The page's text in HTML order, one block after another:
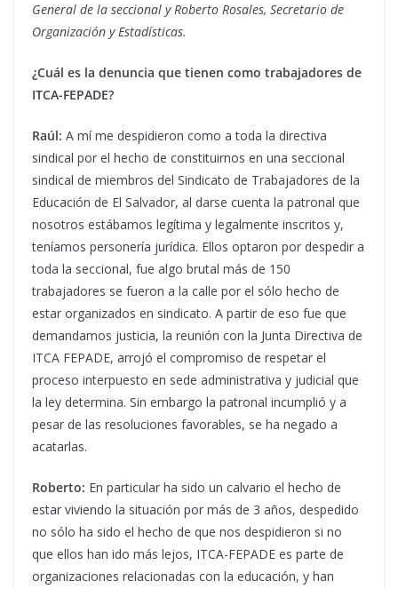
General de la seccional y Roberto Rosales, Secretario de
Organización y Estadísticas.
¿Cuál es la denuncia que tienen como trabajadores de
ITCA-FEPADE?
Raúl: A mí me despidieron como a toda la directiva
sindical por el hecho de constituirnos en una seccional
sindical de miembros del Sindicato de Trabajadores de la
Educación de El Salvador, al darse cuenta la patronal que
nosotros estábamos legítima y legalmente inscritos y,
teníamos personería jurídica. Ellos optaron por despedir a
toda la seccional, fue algo brutal más de 150
trabajadores se fueron a la calle por el sólo hecho de
estar organizados en sindicato. A partir de eso fue que
demandamos justicia, la reunión con la Junta Directiva de
ITCA FEPADE, arrojó el compromiso de respetar el
proceso interpuesto en sede administrativa y judicial que
la ley determina. Sin embargo la patronal incumplió y a
pesar de las resoluciones favorables, se ha negado a
acatarlas.
Roberto: En particular ha sido un calvario el hecho de
estar viviendo la situación por más de 3 años, despedido
no sólo ha sido el hecho de que nos despidieron si no
que ellos han ido más lejos, ITCA-FEPADE es parte de
organizaciones relacionadas con la educación, y han